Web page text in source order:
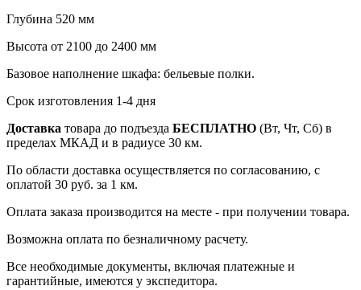
Глубина 520 мм
Высота от 2100 до 2400 мм
Базовое наполнение шкафа: бельевые полки.
Срок изготовления 1-4 дня
Доставка товара до подъезда БЕСПЛАТНО (Вт, Чт, Сб) в
пределах МКАД и в радиусе 30 км.
По области доставка осуществляется по согласованию, с
оплатой 30 руб. за 1 км.
Оплата заказа производится на месте - при получении товара.
Возможна оплата по безналичному расчету.
Все необходимые документы, включая платежные и
гарантийные, имеются у экспедитора.